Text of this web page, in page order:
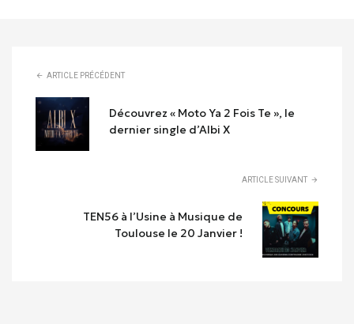
ARTICLE PRÉCÉDENT
Découvrez « Moto Ya 2 Fois Te », le
dernier single d’Albi X
ARTICLE SUIVANT
TEN56 à l’Usine à Musique de
Toulouse le 20 Janvier !